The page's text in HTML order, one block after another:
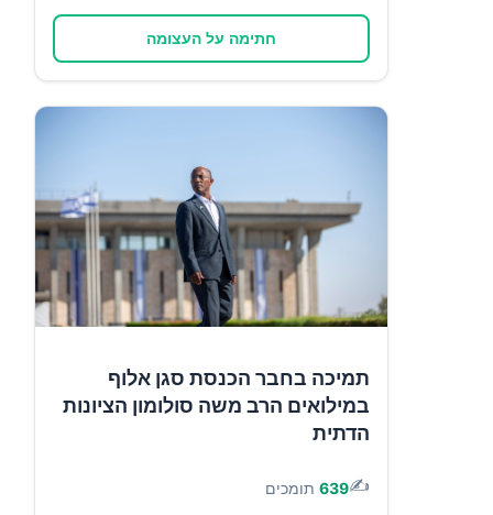
חתימה על העצומה
תמיכה בחבר הכנסת סגן אלוף
במילואים הרב משה סולומון הציונות
הדתית
✍️
639 תומכים